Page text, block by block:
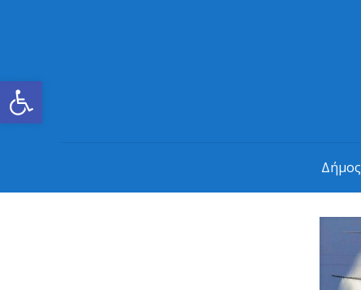
Ανοίξτε τη γραμμή εργαλείων
Δήμος